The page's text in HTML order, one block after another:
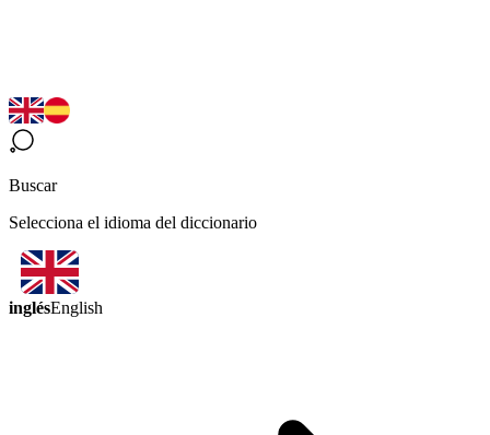
Buscar
Selecciona el idioma del diccionario
inglésEnglish